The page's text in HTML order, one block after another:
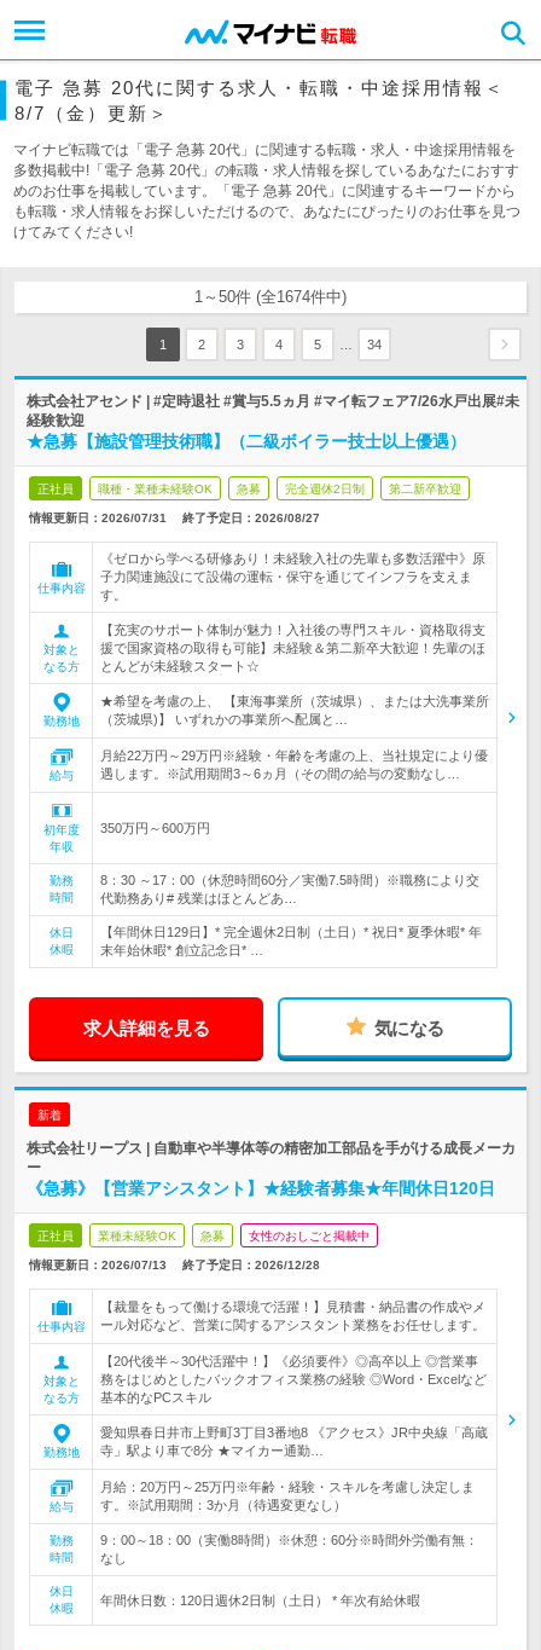
電子 急募 20代に関する求人・転職・中途採用情報＜
8/7（金）更新＞
マイナビ転職では「電子 急募 20代」に関連する転職・求人・中途採用情報を
多数掲載中!「電子 急募 20代」の転職・求人情報を探しているあなたにおすす
めのお仕事を掲載しています。「電子 急募 20代」に関連するキーワードから
も転職・求人情報をお探しいただけるので、あなたにぴったりのお仕事を見つ
けてみてください!
1～50件 (全1674件中)
1 2 3 4 5 34
株式会社アセンド | #定時退社 #賞与5.5ヵ月 #マイ転フェア7/26水戸出展#未
経験歓迎
★急募【施設管理技術職】（二級ボイラー技士以上優遇）
正社員 職種・業種未経験OK 急募 完全週休2日制 第二新卒歓迎
情報更新日：2026/07/31 終了予定日： 2026/08/27
仕事内容
《ゼロから学べる研修あり！未経験入社の先輩も多数活躍中》原
子力関連施設にて設備の運転・保守を通じてインフラを支えま
す。
対象と
なる方
【充実のサポート体制が魅力！入社後の専門スキル・資格取得支
援で国家資格の取得も可能】未経験＆第二新卒大歓迎！先輩のほ
とんどが未経験スタート☆
勤務地
★希望を考慮の上、 【東海事業所（茨城県）、または大洗事業所
（茨城県)】 いずれかの事業所へ配属と…
給与
月給22万円～29万円※経験・年齢を考慮の上、当社規定により優
遇します。※試用期間3～6ヵ月（その間の給与の変動なし…
初年度
年収
350万円～600万円
勤務
時間
8：30 ～17：00（休憩時間60分／実働7.5時間）※職務により交
代勤務あり# 残業はほとんどあ…
休日
休暇
【年間休日129日】* 完全週休2日制（土日）* 祝日* 夏季休暇* 年
末年始休暇* 創立記念日* …
求人詳細を見る 気になる
新着
株式会社リープス | 自動車や半導体等の精密加工部品を手がける成長メーカ
ー
《急募》【営業アシスタント】★経験者募集★年間休日120日
正社員 業種未経験OK 急募 女性のおしごと掲載中
情報更新日：2026/07/13 終了予定日： 2026/12/28
仕事内容
【裁量をもって働ける環境で活躍！】見積書・納品書の作成やメ
ール対応など、営業に関するアシスタント業務をお任せします。
対象と
なる方
【20代後半～30代活躍中！】《必須要件》◎高卒以上 ◎営業事
務をはじめとしたバックオフィス業務の経験 ◎Word・Excelなど
基本的なPCスキル
勤務地
愛知県春日井市上野町3丁目3番地8 《アクセス》JR中央線「高蔵
寺」駅より車で8分 ★マイカー通勤…
給与
月給：20万円～25万円※年齢・経験・スキルを考慮し決定しま
す。※試用期間：3か月（待遇変更なし）
勤務
時間
9：00～18：00（実働8時間）※休憩：60分※時間外労働有無：
なし
休日
休暇
年間休日数：120日週休2日制（土日） * 年次有給休暇